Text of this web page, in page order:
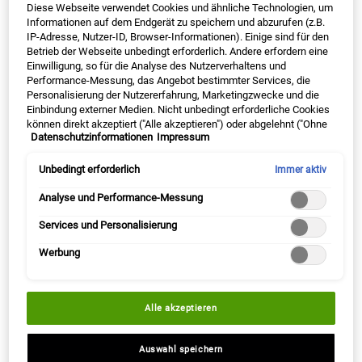
Eine Grösse Verfügbar
Grapefruit
30% FÜR EINGELOGGTE MITGLIEDER
Alter Preis
€ 65,00 Neuer Preis
€ 48,75
BENACHRICHTIGE MICH WENN BATH AND SHOWER LIQUID
Hautbildes führt.
Eine Grösse Verfügbar
250 ml
BENACHRICHTIGE MICH
(€ 117,00/1l.)
Diese Webseite verwendet Cookies und ähnliche Technologien, um
Informationen auf dem Endgerät zu speichern und abzurufen (z.B.
IP-Adresse, Nutzer-ID, Browser-Informationen). Einige sind für den
Betrieb der Webseite unbedingt erforderlich. Andere erfordern eine
Einwilligung, so für die Analyse des Nutzerverhaltens und
Performance-Messung, das Angebot bestimmter Services, die
Personalisierung der Nutzererfahrung, Marketingzwecke und die
Einbindung externer Medien. Nicht unbedingt erforderliche Cookies
können direkt akzeptiert ("Alle akzeptieren") oder abgelehnt ("Ohne
Einwilligung fortfahren") werden. Individuelle Anpassungen der
speichern"). Die Auswahl kann jederzeit unter dem Link "Cookie-
unsere Datenschutzinformationen.
Datenschutzinformationen Impressum
Unbedingt erforderlich Immer aktiv
Analyse und Performance-Messung
Services und Personalisierung
Werbung
Alle akzeptieren
Auswahl speichern